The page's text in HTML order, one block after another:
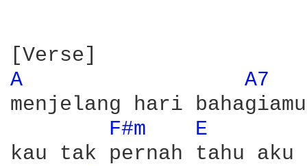
A
A7
menjelang hari
F#m
E
kau tak pernah tahu